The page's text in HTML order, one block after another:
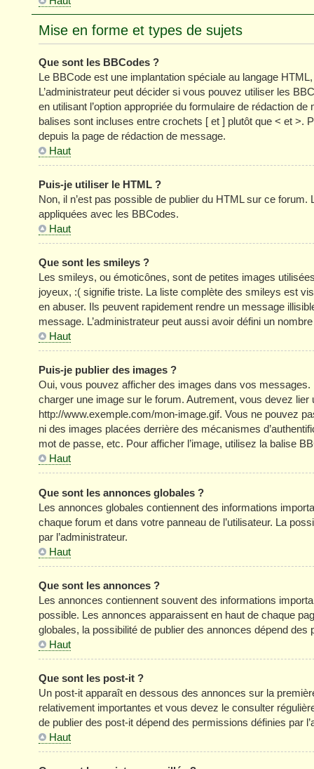
Mise en forme et types de sujets
Que sont les BBCodes ?
Le BBCode est une implantation spéciale au langage
L’administrateur peut décider si vous pouvez utiliser les
en utilisant l’option appropriée du formulaire de rédaction
balises sont incluses entre crochets [ et ] plutôt que < et >.
depuis la page de rédaction de message.
Haut
Puis-je utiliser le HTML ?
Non, il n’est pas possible de publier du HTML sur ce
appliquées avec les BBCodes.
Haut
Que sont les smileys ?
Les smileys, ou émoticônes, sont de petites images
joyeux, :( signifie triste. La liste complète des smileys est
en abuser. Ils peuvent rapidement rendre un message
message. L’administrateur peut aussi avoir défini un
Haut
Puis-je publier des images ?
Oui, vous pouvez afficher des images dans vos
charger une image sur le forum. Autrement, vous devez
http://www.exemple.com/mon-image.gif. Vous ne pouvez
ni des images placées derrière des mécanismes
mot de passe, etc. Pour afficher l’image, utilisez la balise
Haut
Que sont les annonces globales ?
Les annonces globales contiennent des informations
chaque forum et dans votre panneau de l’utilisateur. La
par l’administrateur.
Haut
Que sont les annonces ?
Les annonces contiennent souvent des informations
possible. Les annonces apparaissent en haut de chaque
globales, la possibilité de publier des annonces dépend des
Haut
Que sont les post-it ?
Un post-it apparaît en dessous des annonces sur la
relativement importantes et vous devez le consulter
de publier des post-it dépend des permissions définies par
Haut